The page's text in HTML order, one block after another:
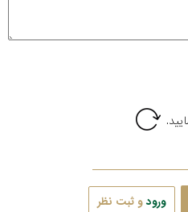
ورودو ثبت نظر